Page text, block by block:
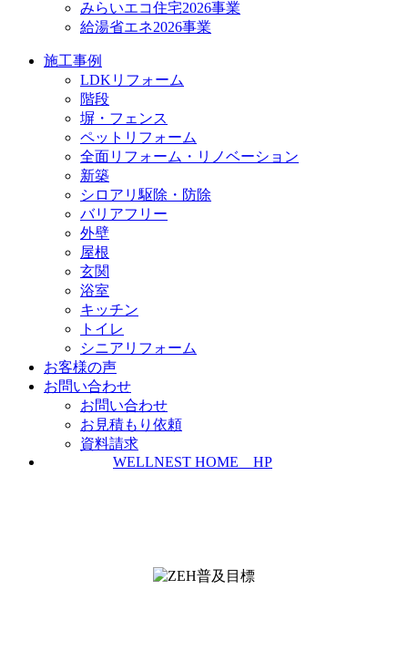
みらいエコ住宅2026事業
給湯省エネ2026事業
施工事例
LDKリフォーム
階段
塀・フェンス
ペットリフォーム
全面リフォーム・リノベーション
新築
シロアリ駆除・防除
バリアフリー
外壁
屋根
玄関
浴室
キッチン
トイレ
シニアリフォーム
お客様の声
お問い合わせ
お問い合わせ
お見積もり依頼
資料請求
WELLNEST HOME HP